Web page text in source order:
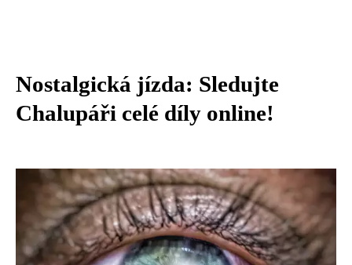
Nostalgická jízda: Sledujte
Chalupáři celé díly online!